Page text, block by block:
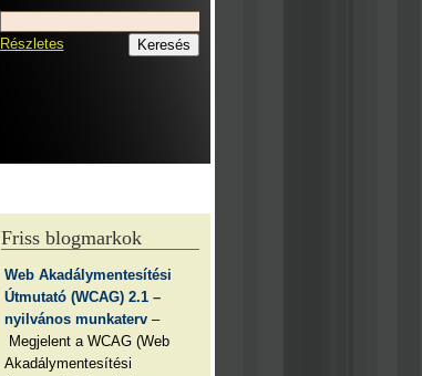
Részletes
Friss blogmarkok
Web Akadálymentesítési
Útmutató (WCAG) 2.1 –
nyilvános munkaterv –
Megjelent a WCAG (Web
Akadálymentesítési